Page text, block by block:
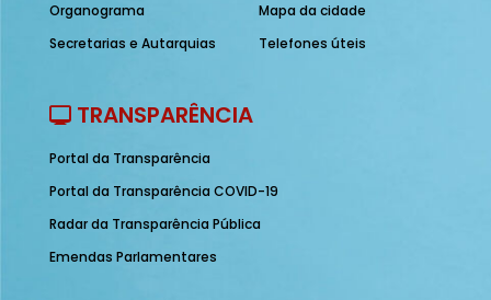
Organograma
Secretarias e Autarquias
Mapa da cidade
Telefones úteis
TRANSPARÊNCIA
Portal da Transparência
Portal da Transparência COVID-19
Radar da Transparência Pública
Emendas Parlamentares